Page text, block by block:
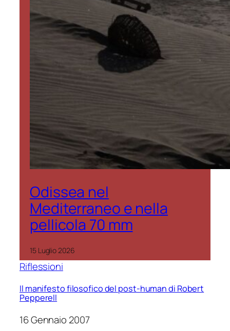
Odissea nel
Mediterraneo e nella
pellicola 70 mm
15 Luglio 2026
Riflessioni
Il manifesto filosofico del post-human di Robert
Pepperell
16 Gennaio 2007